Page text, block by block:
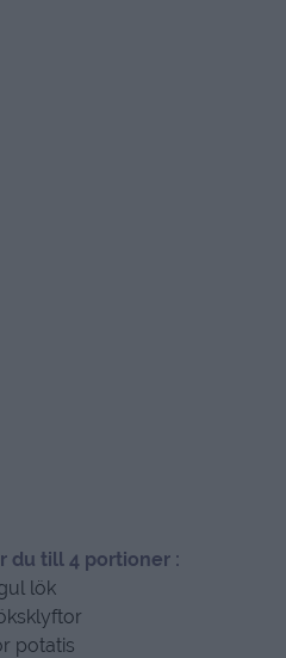
du till 4 portioner :
lök
potatis